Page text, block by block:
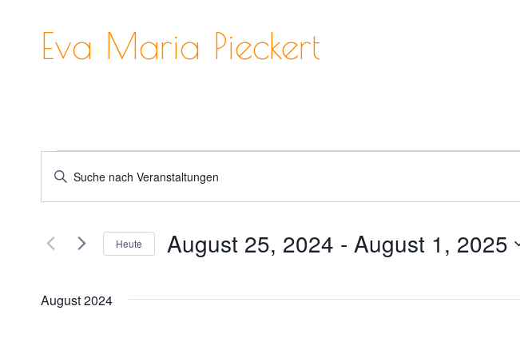
springenEva Maria Pieckert
Veranstaltungen
Veranstaltungen
Suche
und
Navigation
Bitte
Suche
Schlüsselwort.
Heute August 25, 2024 - August 1, 2025
August 2024